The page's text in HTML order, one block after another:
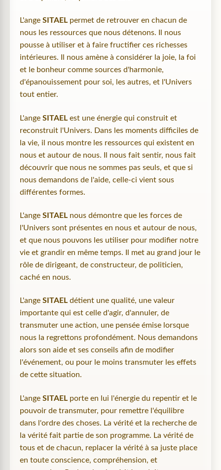
L'ange SITAEL permet de retrouver en chacun de
nous les ressources que nous détenons. Il nous
pousse à utiliser et à faire fructifier ces richesses
intérieures. Il nous amène à considérer la joie, la foi
et le bonheur comme sources d'harmonie,
d'épanouissement pour soi, les autres, et l'Univers
tout entier.
L'ange SITAEL est une énergie qui construit et
reconstruit l'Univers. Dans les moments difficiles de
la vie, il nous montre les ressources qui existent en
nous et autour de nous. Il nous fait sentir, nous fait
découvrir que nous ne sommes pas seuls, et que si
nous demandons de l'aide, celle-ci vient sous
différentes formes.
L'ange SITAEL nous démontre que les forces de
l'Univers sont présentes en nous et autour de nous,
et que nous pouvons les utiliser pour modifier notre
vie et grandir en même temps. Il met au grand jour le
rôle de dirigeant, de constructeur, de politicien,
caché en nous.
L'ange SITAEL détient une qualité, une valeur
importante qui est celle d'agir, d'annuler, de
transmuter une action, une pensée émise lorsque
nous la regrettons profondément. Nous demandons
alors son aide et ses conseils afin de modifier
l'événement, ou pour le moins transmuter les effets
de cette situation.
L'ange SITAEL porte en lui l'énergie du repentir et le
pouvoir de transmuter, pour remettre l'équilibre
dans l'ordre des choses. La vérité et la recherche de
la vérité fait partie de son programme. La vérité de
tous et de chacun, replacer la vérité à sa juste place
en toute conscience, compréhension, et